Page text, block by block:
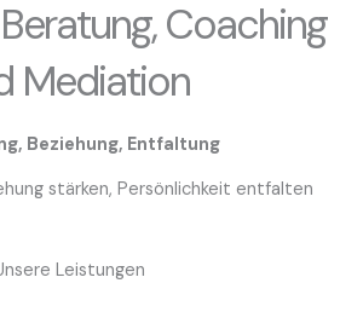
Coaching
Mediation
Beziehung, Entfaltung
stärken, Persönlichkeit entfalten
Leistungen